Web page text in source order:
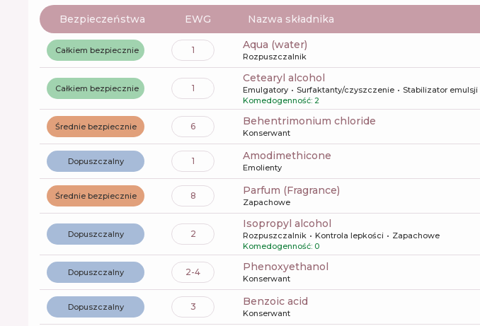
Bezpieczeństwa EWG Nazwa składnika
Całkiem bezpiecznie 1 aqua (water)
Rozpuszczalnik
Całkiem bezpiecznie 1
cetearyl alcohol
Emulgatory Surfaktanty/czyszczenie Stabilizator emulsji
Komedogenność: 2
Średnie bezpiecznie 6 behentrimonium chloride
Konserwant
Dopuszczalny 1 amodimethicone
Emolienty
Średnie bezpiecznie 8 Parfum (Fragrance)
Zapachowe
Dopuszczalny 2
isopropyl alcohol
Rozpuszczalnik Kontrola lepkości
Zapachowe
Komedogenność: 0
Dopuszczalny 2-4 phenoxyethanol
Konserwant
Dopuszczalny 3 benzoic acid
Konserwant